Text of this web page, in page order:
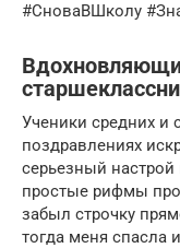
#СноваВШколу
Ученики средних и
поздравлениях
серьезный
простые рифмы
забыл строчку
тогда меня спасла